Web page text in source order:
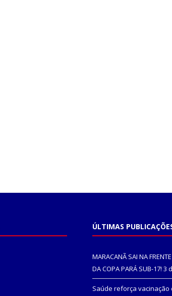
ÚLTIMAS
MARACANÃ SAI NA
DA COPA PARÁ SUB-17! 3
Saúde reforça